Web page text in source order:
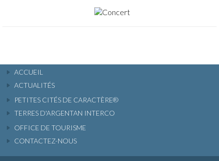
ACCUEIL
ACTUALITÉS
PETITES CITÉS DE CARACTÈRE®
TERRES D'ARGENTAN INTERCO
OFFICE DE TOURISME
CONTACTEZ-NOUS